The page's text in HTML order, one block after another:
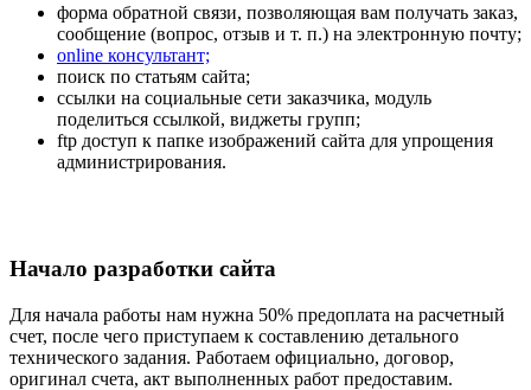
форма обратной связи, позволяющая вам получать заказ,
сообщение (вопрос, отзыв и т. п.) на электронную почту;
online консультант;
поиск по статьям сайта;
ссылки на социальные сети заказчика, модуль
поделиться ссылкой, виджеты групп;
ftp доступ к папке изображений сайта для упрощения
администрирования.
Начало разработки сайта
Для начала работы нам нужна 50% предоплата на расчетный
счет, после чего приступаем к составлению детального
технического задания. Работаем официально, договор,
оригинал счета, акт выполненных работ предоставим.